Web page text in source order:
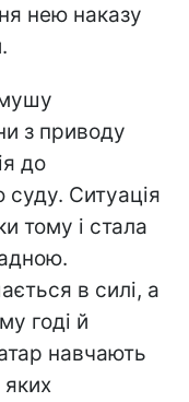
нею наказу
з приводу
до
суду. Ситуація
тому і стала
в силі, а
годі й
навчають